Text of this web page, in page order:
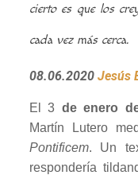
cierto es que los
cada vez más cerca.
08.06.2020 Jesús
El 3 de enero
Martín Lutero
Pontificem. Un
respondería